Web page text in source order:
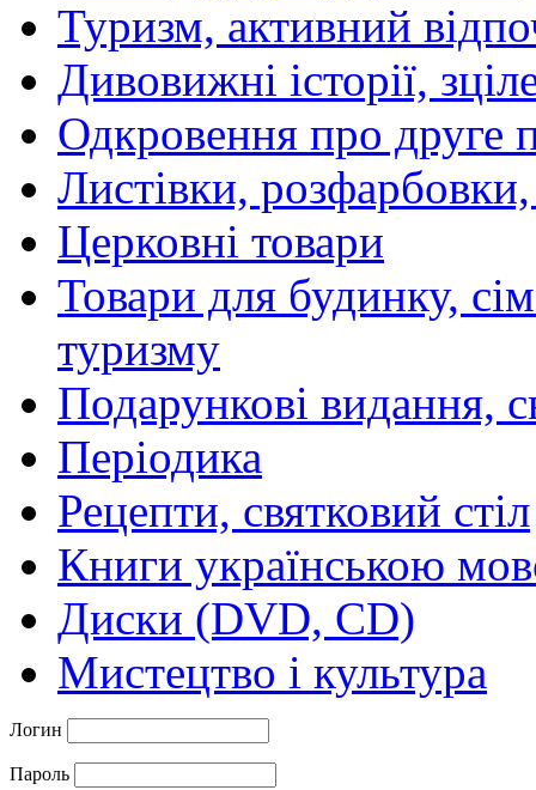
Туризм, активний
Дивовижні історії,
Одкровення про друге
Листівки,
Церковні товари
Товари для будинку,
туризму
Подарункові видання,
Періодика
Рецепти, святковий стіл
Книги українською
Диски (DVD, CD)
Мистецтво і культура
Логин
Пароль